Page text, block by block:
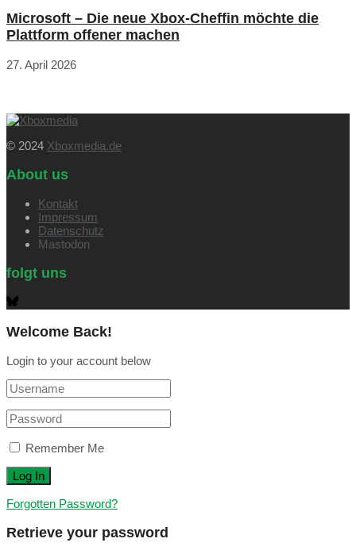
Microsoft – Die neue Xbox-Cheffin möchte die
Plattform offener machen
27. April 2026
© 2024 Xboxmedia.de
About us
Kontakt
Impressum
Datenschutz
Mastodon
folgt uns
Welcome Back!
Login to your account below
Remember Me
Forgotten Password?
Retrieve your password